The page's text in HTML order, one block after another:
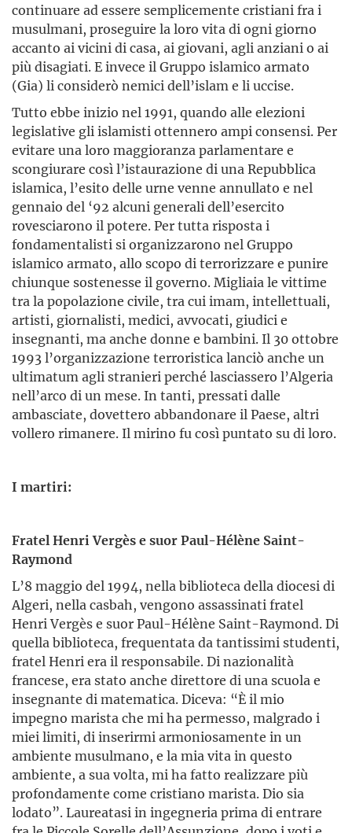
continuare ad essere semplicemente cristiani fra i
musulmani, proseguire la loro vita di ogni giorno
accanto ai vicini di casa, ai giovani, agli anziani o ai
più disagiati. E invece il Gruppo islamico armato
(Gia) li considerò nemici dell’islam e li uccise.
Tutto ebbe inizio nel 1991, quando alle elezioni
legislative gli islamisti ottennero ampi consensi. Per
evitare una loro maggioranza parlamentare e
scongiurare così l’istaurazione di una Repubblica
islamica, l’esito delle urne venne annullato e nel
gennaio del ‘92 alcuni generali dell’esercito
rovesciarono il potere. Per tutta risposta i
fondamentalisti si organizzarono nel Gruppo
islamico armato, allo scopo di terrorizzare e punire
chiunque sostenesse il governo. Migliaia le vittime
tra la popolazione civile, tra cui imam, intellettuali,
artisti, giornalisti, medici, avvocati, giudici e
insegnanti, ma anche donne e bambini. Il 30 ottobre
1993 l’organizzazione terroristica lanciò anche un
ultimatum agli stranieri perché lasciassero l’Algeria
nell’arco di un mese. In tanti, pressati dalle
ambasciate, dovettero abbandonare il Paese, altri
vollero rimanere. Il mirino fu così puntato su di loro.
I martiri:
Fratel Henri Vergès e suor Paul-Hélène Saint-
Raymond
L’8 maggio del 1994, nella biblioteca della diocesi di
Algeri, nella casbah, vengono assassinati fratel
Henri Vergès e suor Paul-Hélène Saint-Raymond. Di
quella biblioteca, frequentata da tantissimi studenti,
fratel Henri era il responsabile. Di nazionalità
francese, era stato anche direttore di una scuola e
insegnante di matematica. Diceva: “È il mio
impegno marista che mi ha permesso, malgrado i
miei limiti, di inserirmi armoniosamente in un
ambiente musulmano, e la mia vita in questo
ambiente, a sua volta, mi ha fatto realizzare più
profondamente come cristiano marista. Dio sia
lodato”. Laureatasi in ingegneria prima di entrare